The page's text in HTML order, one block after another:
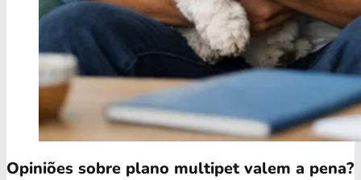
Opiniões sobre plano multipet valem a pena?